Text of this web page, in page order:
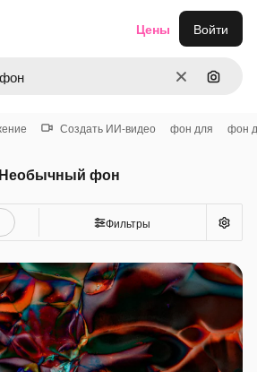
ОчиститьПоиск
Цены Войти
Создать ИИ-видео фон для фон
фон
Фильтры